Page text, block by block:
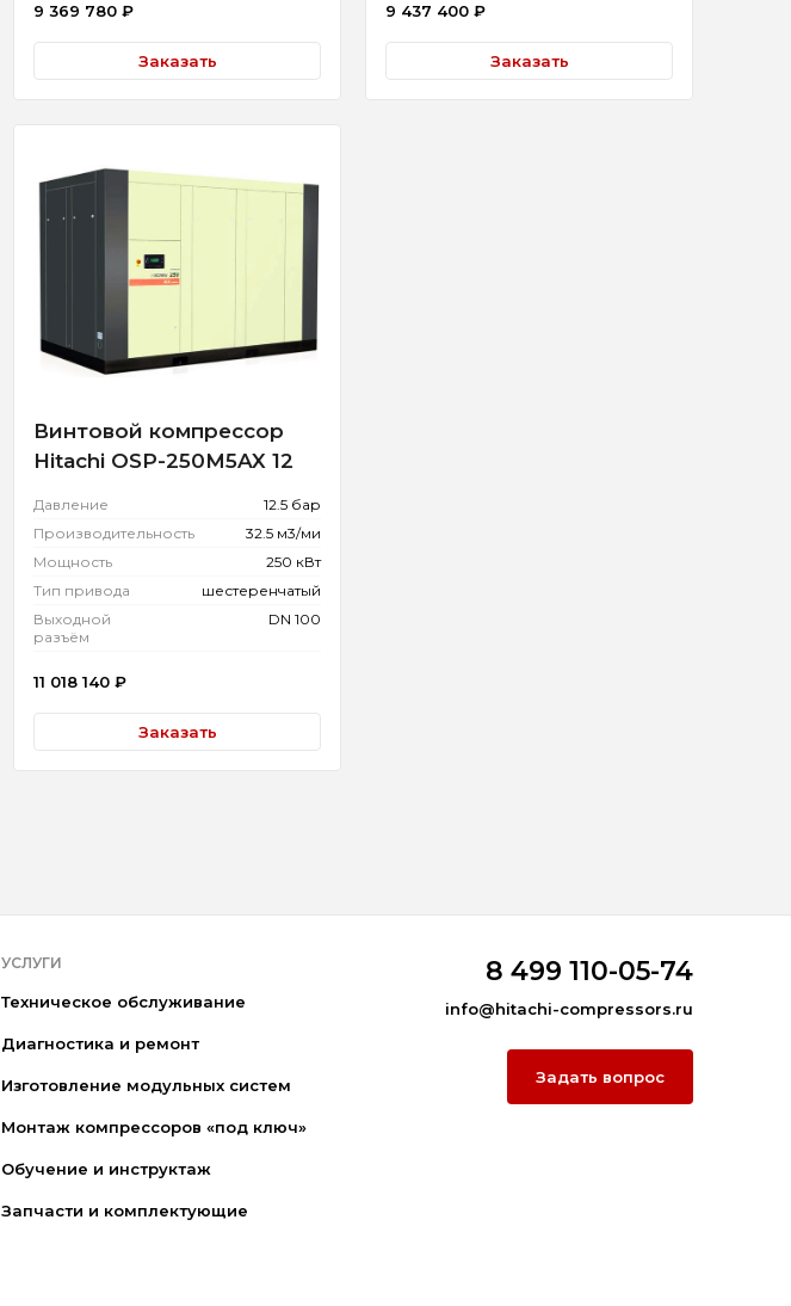
9 369 780 ₽
Заказать
9 437 400 ₽
Заказать
Винтовой компрессор
Hitachi OSP-250M5AX 12
Давление
12.5 бар
Производительность
32.5 м3/ми
Мощность
250 кВт
Тип привода
шестеренчатый
Выходной
разъём
DN 100
11 018 140 ₽
Заказать
УСЛУГИ
Техническое обслуживание
Диагностика и ремонт
Изготовление модульных систем
Монтаж компрессоров «под ключ»
Обучение и инструктаж
Запчасти и комплектующие
8 499 110-05-74
info@hitachi-compressors.ru
Задать вопрос